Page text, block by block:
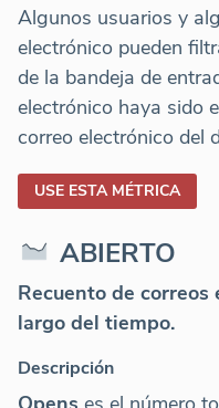
Algunos usuarios y
electrónico pueden
de la bandeja de
electrónico haya sido
correo electrónico del
USE ESTA MÉTRICA
ABIERTO
Recuento de
largo del tiempo.
Descripción